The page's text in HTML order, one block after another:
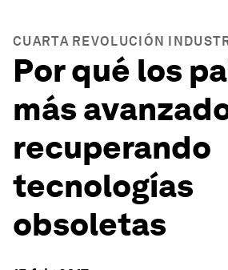
CUARTA REVOLUCIÓN
Por qué los
más
recuperando
tecnologías
obsoletas